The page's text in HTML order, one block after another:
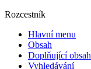
Rozcestník
Hlavní menu
Obsah
Doplňující obsah
Vyhledávání